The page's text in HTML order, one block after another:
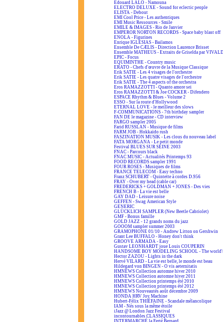
Edouard LALO - Namouna
ELECTRO DELUXE - Sound for eclectic people
ELISTA - Debout
EMI Cool Price - Les authentiques
EMI Music Ressources - Smile
EMILE & IMAGES - Rio de Janvier
EMPEROR NORTON RECORDS - Space baby blast off
ENOLA - Figurines
Enrique IGLESIAS - Bailamos
Ensemble De CÆLIS - Direction Laurence Brisset
Ensemble MATHEUS - Extraits de Griselda par
EPIC - Focus
EQUIMINTHE - Country music
ERATO - Chefs d'œuvre de la Musique Classique
Erik SATIE - Les 4 visages de l'orchestre
Erik SATIE - Les quatre visages de l'orchestre
Erik SATIE - The 4 aspects of the orchestra
Eros RAMAZZOTTI - Quanto amore sei
Eros RAMAZZOTTI & Joe COCKER - Difendero
ESPACE Rhythm & Blues - Volume 2
ESSO - Sur la route d'Hollywood
ETERNAL LOVE - le meilleur des slows
F-COMMUNICATIONS - 7th birthday sampler
FAN DE le magazine - CD interview
FARGO sampler 2005
Farid RUSSLAN - Musique de films
FARM JOB - Hokkaïdo rush
FASZINATION MUSIK - Les clous du nouveau label
FATA MORGANA - Le petit monde
Festival BLUES SUR SEINE 2003
FNAC - Parcours black
FNAC MUSIC - Actualités Printemps 93
FOOD RECORDS sampler 1991
FOUR ROSES - Musiques de films
FRANCE TELECOM - Easy techno
Franz SCHUBERT - Quintette à cordes D.956
FRAY - Over my head (cable car)
FREDERICKS + GOLDMAN + JONES - Des vies
FRENCH B - La vie est belle
GAY DAD - Leisure noise
GEFFEN - Swag American Style
GENERIC
GLÜCKLICH SAMPLER (New Beetle Cabriolet)
GMF - Bonus famille
GOLD JAZZ - 12 grands noms du jazz
GOOOM sampler summer 2003
GRAMOPHONE 01/10 - Andrew Litton on Gershwin
Grant Lee BUFFALO - Honey don't think
GROOVE ARMADA - Easy
Gustav LEONHARDT joue Louis COUPERIN
HANDSOME BOY MODELING SCHOOL - The
Hector ZAZOU - Lights in the dark
Hervé VILARD - La vie est belle, le monde est beau
Hildegard von BINGEN - O vis aeternitatis
HMNEWS Collection automne hiver 2010
HMNEWS Collection automne hiver 2011
HMNEWS Collection printemps été 2010
HMNEWS Collection printemps été 2012
HMNEWS Nouveautés août décembre 2009
HONDA HRV Joy Machine
Hubert-Félix THIÉFAINE - Scandale mélancolique
IAM - Nés sous la même étoile
iJazz @ London Jazz Festival
incontournables CLASSIQUES
INTERMARCHÉ la Ferté Bernard